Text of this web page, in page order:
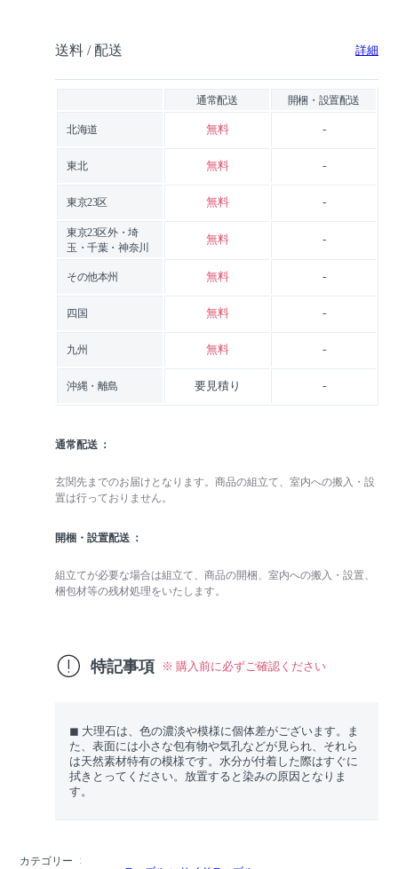
送料 / 配送 詳細
通常配送 開梱・設置配送
北海道 無料 -
東北 無料 -
東京23区 無料 -
東京23区外・埼
玉・千葉・神奈川
無料 -
その他本州 無料 -
四国 無料 -
九州 無料 -
沖縄・離島 要見積り -
通常配送
玄関先までのお届けとなります。商品の組立て、室内への搬入・設
置は行っておりません。
開梱・設置配送
組立てが必要な場合は組立て、商品の開梱、室内への搬入・設置、
梱包材等の残材処理をいたします。
特記事項 ※ 購入前に必ずご確認ください
◼︎ 大理石は、色の濃淡や模様に個体差がございます。ま
た、表面には小さな包有物や気孔などが見られ、それら
は天然素材特有の模様です。水分が付着した際はすぐに
拭きとってください。放置すると染みの原因となりま
す。
カテゴリー